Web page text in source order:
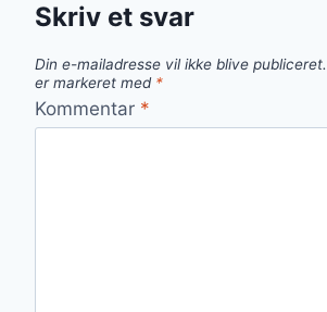
Skriv et svar
Din e-mailadresse vil ikke blive publiceret.
er markeret med *
Kommentar *